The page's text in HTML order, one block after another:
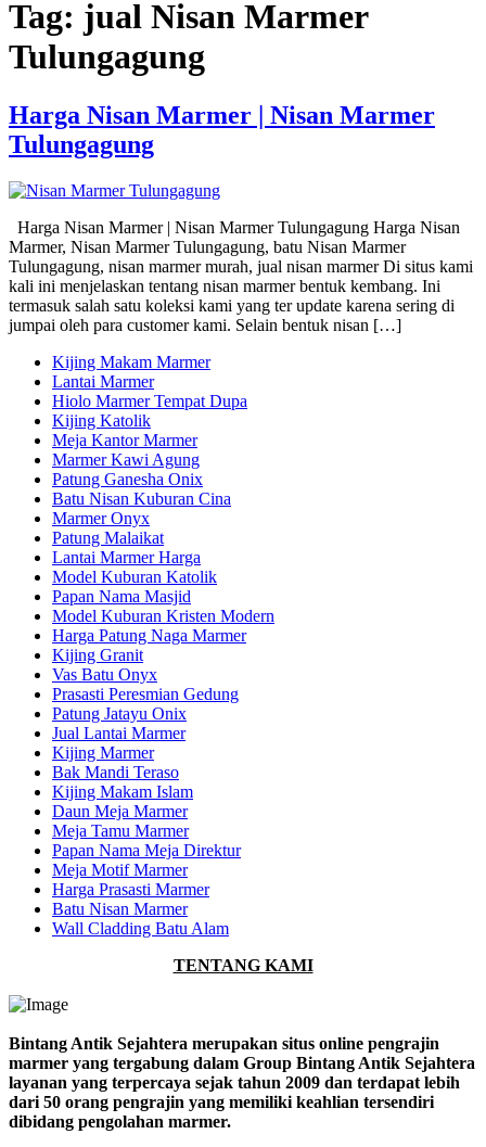
Tag: jual Nisan Marmer
Tulungagung
Harga Nisan Marmer | Nisan Marmer
Tulungagung
Harga Nisan Marmer | Nisan Marmer Tulungagung Harga Nisan
Marmer, Nisan Marmer Tulungagung, batu Nisan Marmer
Tulungagung, nisan marmer murah, jual nisan marmer Di situs kami
kali ini menjelaskan tentang nisan marmer bentuk kembang. Ini
termasuk salah satu koleksi kami yang ter update karena sering di
jumpai oleh para customer kami. Selain bentuk nisan […]
Kijing Makam Marmer
Lantai Marmer
Hiolo Marmer Tempat Dupa
Kijing Katolik
Meja Kantor Marmer
Marmer Kawi Agung
Patung Ganesha Onix
Batu Nisan Kuburan Cina
Marmer Onyx
Patung Malaikat
Lantai Marmer Harga
Model Kuburan Katolik
Papan Nama Masjid
Model Kuburan Kristen Modern
Harga Patung Naga Marmer
Kijing Granit
Vas Batu Onyx
Prasasti Peresmian Gedung
Patung Jatayu Onix
Jual Lantai Marmer
Kijing Marmer
Bak Mandi Teraso
Kijing Makam Islam
Daun Meja Marmer
Meja Tamu Marmer
Papan Nama Meja Direktur
Meja Motif Marmer
Harga Prasasti Marmer
Batu Nisan Marmer
Wall Cladding Batu Alam
TENTANG KAMI
Bintang Antik Sejahtera merupakan situs online pengrajin
marmer yang tergabung dalam Group Bintang Antik Sejahtera
layanan yang terpercaya sejak tahun 2009 dan terdapat lebih
dari 50 orang pengrajin yang memiliki keahlian tersendiri
dibidang pengolahan marmer.